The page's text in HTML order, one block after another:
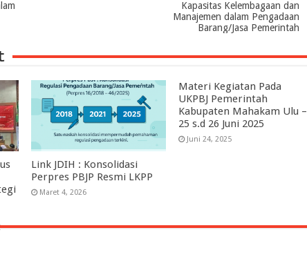
Kapasitas Kelembagaan dan
Manajemen dalam Pengadaan
Barang/Jasa Pemerintah
Link JDIH : Konsolidasi
Perpres PBJP Resmi LKPP
Maret 4, 2026
Materi Kegiatan Pada
UKPBJ Pemerintah
Kabupaten Mahakam Ulu –
25 s.d 26 Juni 2025
Juni 24, 2025